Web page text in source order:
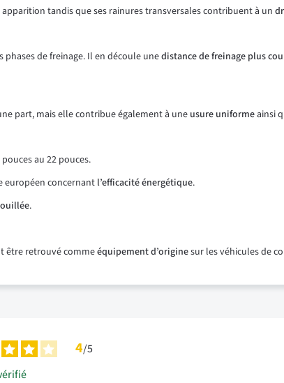
tandis que ses rainures transversales contribuent à un
phases de freinage. Il en découle unedistance de freinage plus
part, mais elle contribue également à une usure uniformeainsi
au 22 pouces.
européen concernant l’efficacité énergétique.
.
être retrouvé commeéquipement d’originesur les véhicules de
4/5